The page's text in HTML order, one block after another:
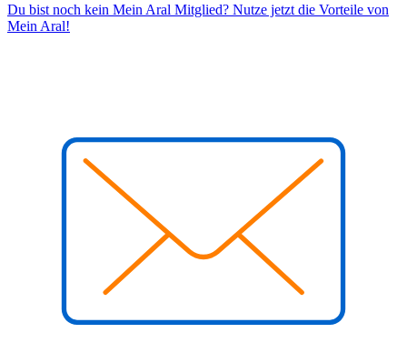
Du bist noch kein Mein Aral Mitglied? Nutze jetzt die Vorteile von
Mein Aral!